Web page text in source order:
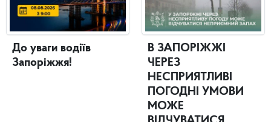
До уваги водіїв
Запоріжжя!
В ЗАПОРІЖЖІ
ЧЕРЕЗ
НЕСПРИЯТЛИВІ
ПОГОДНІ УМОВИ
МОЖЕ